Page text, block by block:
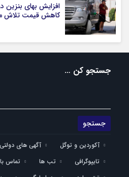
افزایش بهای بنزین
کاهش قیمت تلاش
جستجو کن …
آکوردین و توگل آگهی های دولتی
تایپوگرافی
تب ها تماس